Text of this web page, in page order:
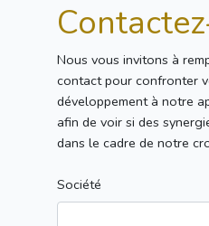
Nous vous invitons à
contact pour confronter
développement à notre
afin de voir si des
dans le cadre de notre
Société